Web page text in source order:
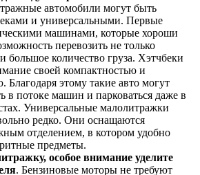
автомобили могут быть
и универсальными. Первые
машинами, которые хороши
перевозить не только
большое количество груза. Хэтчбеки
своей компактностью и
Благодаря этому такие авто могут
в потоке машин и парковаться даже в
Универсальные малолитражки
редко. Они оснащаются
отделением, в котором удобно
предметы.
особое внимание уделите
. Бензиновые моторы не требуют